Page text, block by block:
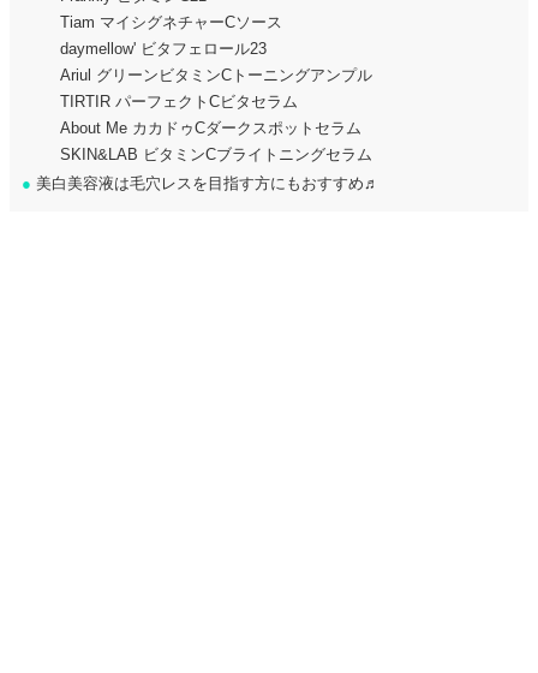
Tiam マイシグネチャーCソース
daymellow' ビタフェロール23
Ariul グリーンビタミンCトーニングアンプル
TIRTIR パーフェクトCビタセラム
About Me カカドゥCダークスポットセラム
SKIN&LAB ビタミンCブライトニングセラム
● 美白美容液は毛穴レスを目指す方にもおすすめ♬